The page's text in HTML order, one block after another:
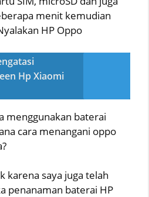
menit kemudian
HP Oppo
Hp Xiaomi
menggunakan baterai
cara menangani oppo
karena saya juga telah
penanaman baterai HP